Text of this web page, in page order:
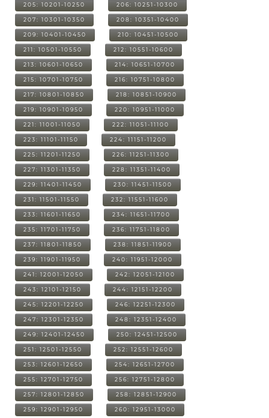
205: 10201-10250 206: 10251-10300
207: 10301-10350 208: 10351-10400
209: 10401-10450 210: 10451-10500
211: 10501-10550 212: 10551-10600
213: 10601-10650 214: 10651-10700
215: 10701-10750 216: 10751-10800
217: 10801-10850 218: 10851-10900
219: 10901-10950 220: 10951-11000
221: 11001-11050 222: 11051-11100
223: 11101-11150 224: 11151-11200
225: 11201-11250 226: 11251-11300
227: 11301-11350 228: 11351-11400
229: 11401-11450 230: 11451-11500
231: 11501-11550 232: 11551-11600
233: 11601-11650 234: 11651-11700
235: 11701-11750 236: 11751-11800
237: 11801-11850 238: 11851-11900
239: 11901-11950 240: 11951-12000
241: 12001-12050 242: 12051-12100
243: 12101-12150 244: 12151-12200
245: 12201-12250 246: 12251-12300
247: 12301-12350 248: 12351-12400
249: 12401-12450 250: 12451-12500
251: 12501-12550 252: 12551-12600
253: 12601-12650 254: 12651-12700
255: 12701-12750 256: 12751-12800
257: 12801-12850 258: 12851-12900
259: 12901-12950 260: 12951-13000